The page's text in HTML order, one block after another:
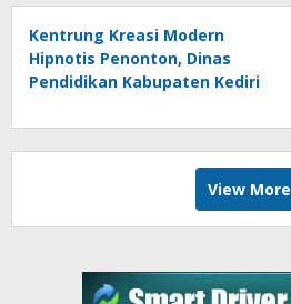
Kentrung Kreasi Modern
Hipnotis Penonton, Dinas
Pendidikan Kabupaten Kediri
View More